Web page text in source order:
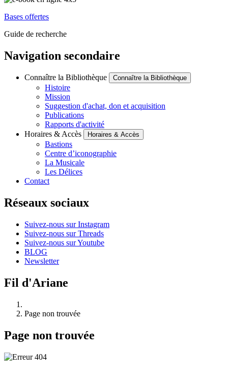
Bases offertes
Guide de recherche
Navigation secondaire
Connaître la Bibliothèque Connaître la Bibliothèque
Histoire
Mission
Suggestion d'achat, don et acquisition
Publications
Rapports d'activité
Horaires & Accès
Horaires & Accès
Bastions
Centre d’iconographie
La Musicale
Les Délices
Contact
Réseaux sociaux
Suivez-nous sur Instagram
Suivez-nous sur Threads
Suivez-nous sur Youtube
BLOG
Newsletter
Fil d'Ariane
Page non trouvée
Page non trouvée